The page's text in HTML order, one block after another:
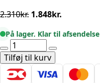
2.310kr. Den
pris
2.310kr..
1.848kr.
pris
På lager. Klar til afsendelse
Ted
Baker
Lambeth
Tilføj til kurv